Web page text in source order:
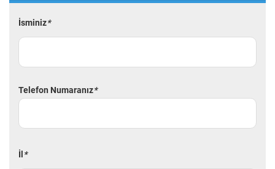
İsminiz*
Telefon Numaranız*
İl *